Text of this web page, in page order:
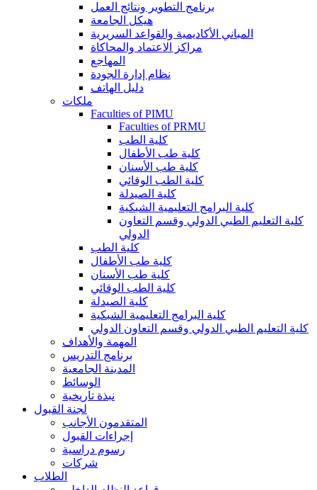
برنامج التطوير ونتائج العمل
هيكل الجامعة
المباني الأكاديمية والقواعد السريرية
مراكز الاعتماد والمحاكاة
المهاجع
نظام إدارة الجودة
دليل الهاتف
ملكات
Faculties of PIMU
Faculties of PRMU
كلية الطب
كلية طب الأطفال
كلية طب الأسنان
كلية الطب الوقائي
كلية الصيدلة
كلية البرامج التعليمية الشبكية
كلية التعليم الطبي الدولي وقسم التعاون
الدولي
كلية الطب
كلية طب الأطفال
كلية طب الأسنان
كلية الطب الوقائي
كلية الصيدلة
كلية البرامج التعليمية الشبكية
كلية التعليم الطبي الدولي وقسم التعاون الدولي
المهمة والأهداف
برنامج التدريس
المدينة الجامعية
الوسائط
نبذة تاريخية
لجنة القبول
المتقدمون الأجانب
إجراءات القبول
رسوم دراسية
شركات
الطلاب